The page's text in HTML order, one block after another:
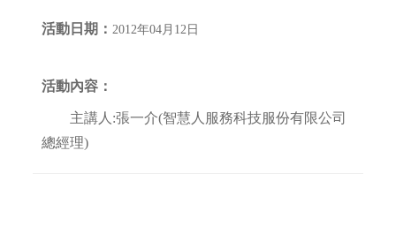
活動日期： 2012年04月12日
活動內容：
主講人:張一介(智慧人服務科技服份有限公司
總經理)